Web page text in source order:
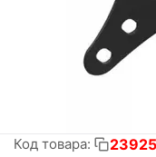
Код товара: